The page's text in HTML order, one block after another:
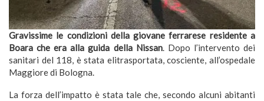
Gravissime le condizioni della giovane ferrarese residente a
Boara che era alla guida della Nissan. Dopo l’intervento dei
sanitari del 118, è stata elitrasportata, cosciente, all’ospedale
Maggiore di Bologna.
La forza dell’impatto è stata tale che, secondo alcuni abitanti